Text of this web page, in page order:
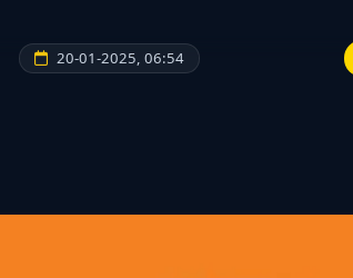
20-01-2025, 06:54